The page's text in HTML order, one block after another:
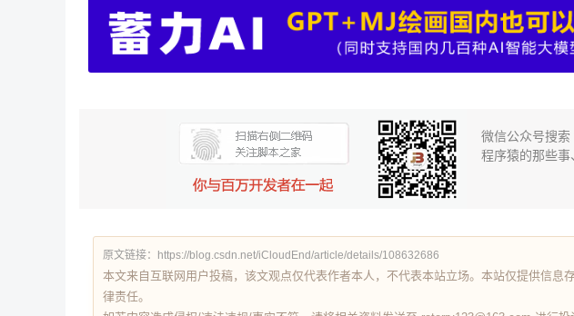
微信公众号搜
程序猿的那些
原文链接：https://blog.csdn.net/iCloudEnd/article/details/108632686
本文来自互联网用户投稿，该文观点仅代表作者本人，不代表本站立场。本站仅提供信息
律责任。